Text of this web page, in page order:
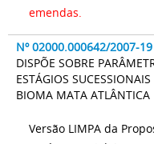
emendas.
Nº 02000.000642/2007-19
DISPÕE SOBRE
ESTÁGIOS
BIOMA MATA ATLÂNTICA
Versão LIMPA da